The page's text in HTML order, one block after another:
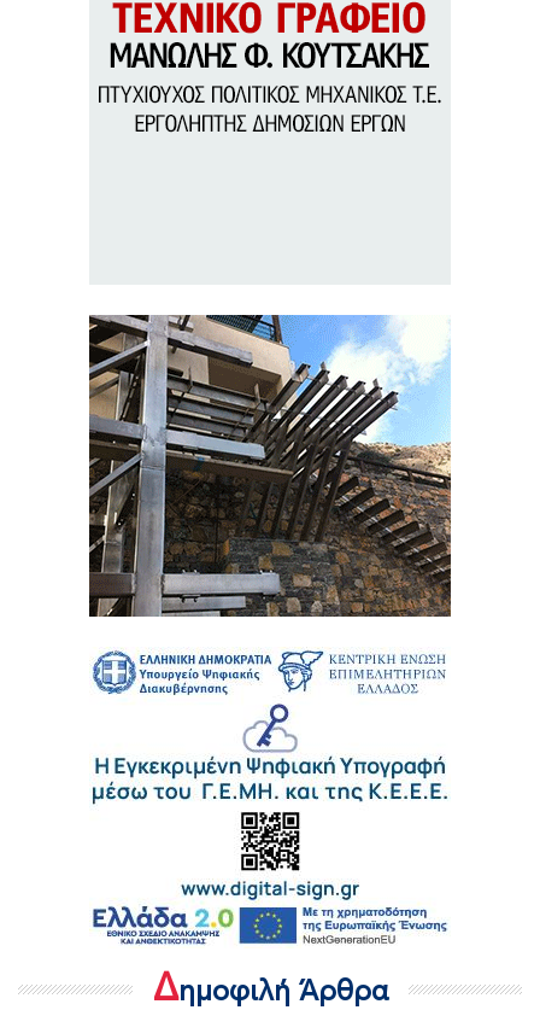
Δημοφιλή Άρθρα